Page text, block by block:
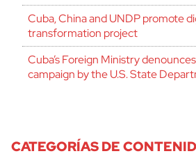
Cuba, China and UNDP promote
transformation project
Cuba’s Foreign Ministry
campaign by the U.S. State
CATEGORÍAS DE